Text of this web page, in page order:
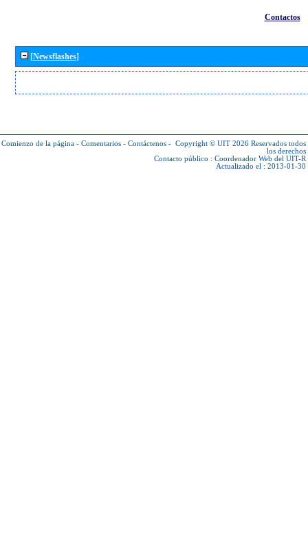
Contactos
[Newsflashes]
Comienzo de la página - Comentarios - Contáctenos - Copyright © UIT 2026 Reservados todos
los derechos
Contacto público : Coordenador Web del UIT-R
Actualizado el : 2013-01-30